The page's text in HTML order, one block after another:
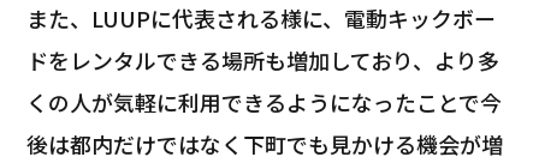
また、LUUPに代表される様に、電動キックボー
ドをレンタルできる場所も増加しており、より多
くの人が気軽に利用できるようになったことで今
後は都内だけではなく下町でも見かける機会が増